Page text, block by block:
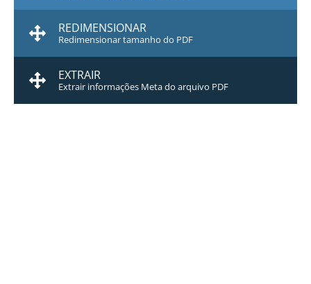
REDIMENSIONAR
Redimensionar tamanho do PDF
EXTRAIR
Extrair informações Meta do arquivo PDF